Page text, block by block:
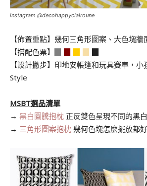
instagram @decohappyclairoune
【佈置重點】幾何三角形圖案、大色塊牆
【搭配色票】
【設計撇步】印地安帳篷和玩具賽車，
Style
MSBT選品清單
→ 黑白圖騰抱枕 正反雙色呈現不同的黑
→ 三角形圖案抱枕 幾何色塊怎麼擺放都